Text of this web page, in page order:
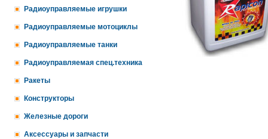
Радиоуправляемые игрушки
Радиоуправляемые мотоциклы
Радиоуправляемые танки
Радиоуправляемая спец.техника
Ракеты
Конструкторы
Железные дороги
Аксессуары и запчасти